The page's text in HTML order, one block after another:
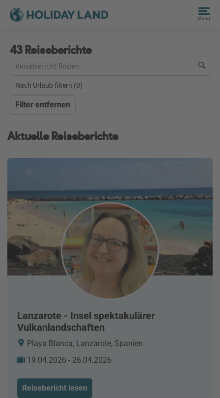
Menü
43 Reiseberichte
Nach Urlaub filtern (0)
Filter entfernen
Aktuelle Reiseberichte
Lanzarote - Insel spektakulärer
Vulkanlandschaften
Playa Blanca, Lanzarote, Spanien
19.04.2026 - 26.04.2026
Reisebericht lesen